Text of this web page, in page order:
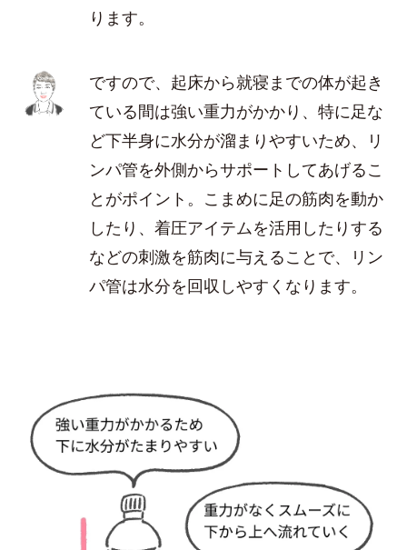
ります。
ですので、起床から就寝までの体が起き
ている間は強い重力がかかり、特に足な
ど下半身に水分が溜まりやすいため、リ
ンパ管を外側からサポートしてあげるこ
とがポイント。こまめに足の筋肉を動か
したり、着圧アイテムを活用したりする
などの刺激を筋肉に与えることで、リン
パ管は水分を回収しやすくなります。